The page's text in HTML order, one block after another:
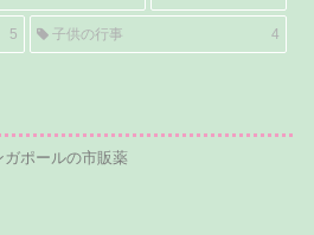
5 子供の行事 4
ガポールの市販薬